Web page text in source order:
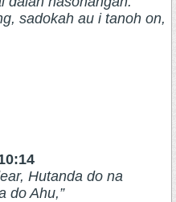
sadokah au i tanoh on,
Hutanda do na
do Ahu,”